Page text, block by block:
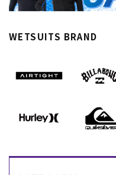
スノーTOP
スケートTOP
WETSUITS BRAND